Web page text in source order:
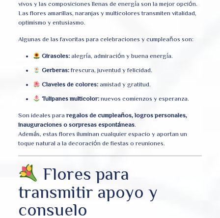
vivos y las composiciones llenas de energía son la mejor opción.
Las flores amarillas, naranjas y multicolores transmiten vitalidad,
optimismo y entusiasmo.
Algunas de las favoritas para celebraciones y cumpleaños son:
Girasoles:alegría, admiración y buena energía.
Gerberas:frescura, juventud y felicidad.
Claveles de colores:amistad y gratitud.
Tulipanes multicolor:nuevos comienzos y esperanza.
Son ideales pararegalos de cumpleaños, logros personales,
inauguraciones o sorpresas espontáneas.
Además, estas flores iluminan cualquier espacio y aportan un
toque natural a la decoración de fiestas o reuniones.
Flores para
transmitir apoyo y
consuelo